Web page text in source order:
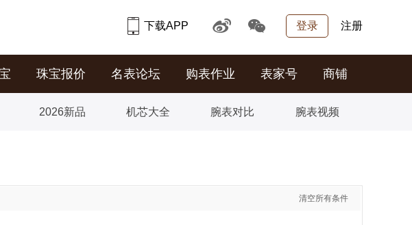
登录 注册
下载APP
珠宝报价 名表论坛 购表作业 表家号 商铺
2026新品 机芯大全 腕表对比 腕表视频
清空所有条件